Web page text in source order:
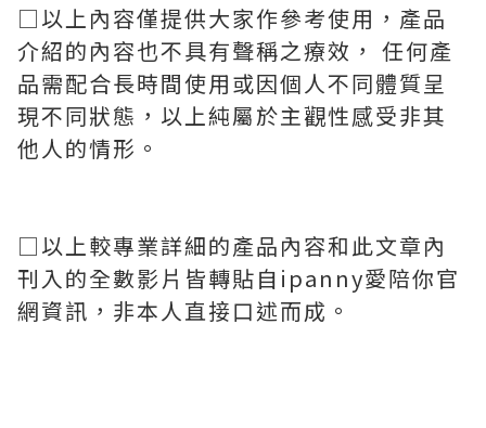
□以上內容僅提供大家作參考使用，產品
介紹的內容也不具有聲稱之療效， 任何產
品需配合長時間使用或因個人不同體質呈
現不同狀態，以上純屬於主觀性感受非其
他人的情形。
□以上較專業詳細的產品內容和此文章內
刊入的全數影片皆轉貼自ipanny愛陪你官
網資訊，非本人直接口述而成。